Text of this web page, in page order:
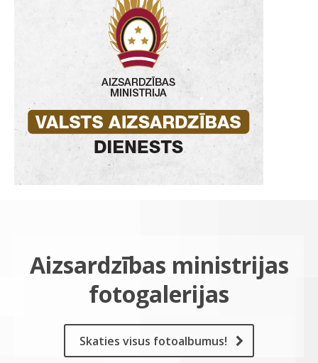
Aizsardzības ministrijas
fotogalerijas
Skaties visus fotoalbumus!